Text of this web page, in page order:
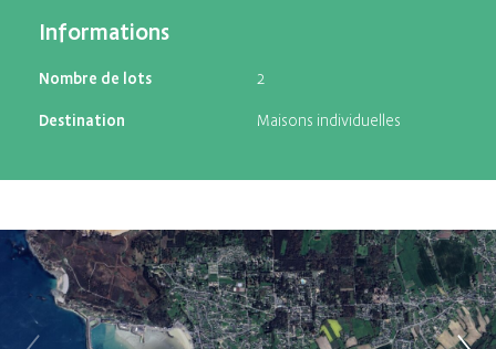
Informations
Nombre de lots 2
Destination Maisons individuelles